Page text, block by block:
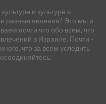
и культуре в
разные явления? Это мы и
почти что обо всем, что
в Израиле. Почти -
что за всем уследить